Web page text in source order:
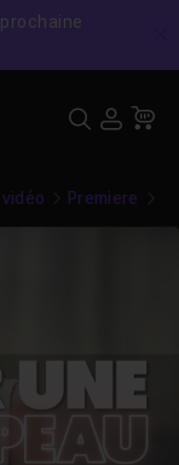
Premiere